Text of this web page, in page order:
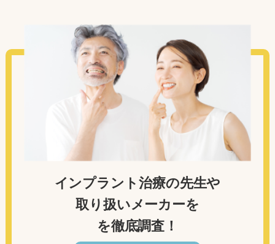
インプラント治療の先生や
取り扱いメーカーを
を徹底調査！